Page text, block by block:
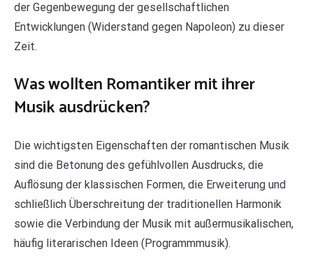
der Gegenbewegung der gesellschaftlichen
Entwicklungen (Widerstand gegen Napoleon) zu dieser
Zeit.
Was wollten Romantiker mit ihrer
Musik ausdrücken?
Die wichtigsten Eigenschaften der romantischen Musik
sind die Betonung des gefühlvollen Ausdrucks, die
Auflösung der klassischen Formen, die Erweiterung und
schließlich Überschreitung der traditionellen Harmonik
sowie die Verbindung der Musik mit außermusikalischen,
häufig literarischen Ideen (Programmmusik).